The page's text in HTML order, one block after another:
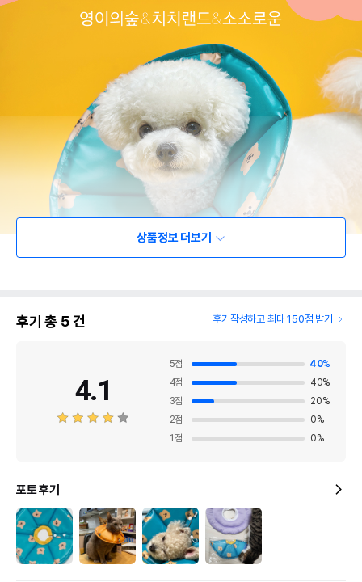
상품정보 더보기
후기 총 5건 후기작성하고 최대 150점 받기
4.1
5점 40%
4점 40%
3점 20%
2점 0%
1 점 0%
포토 후기